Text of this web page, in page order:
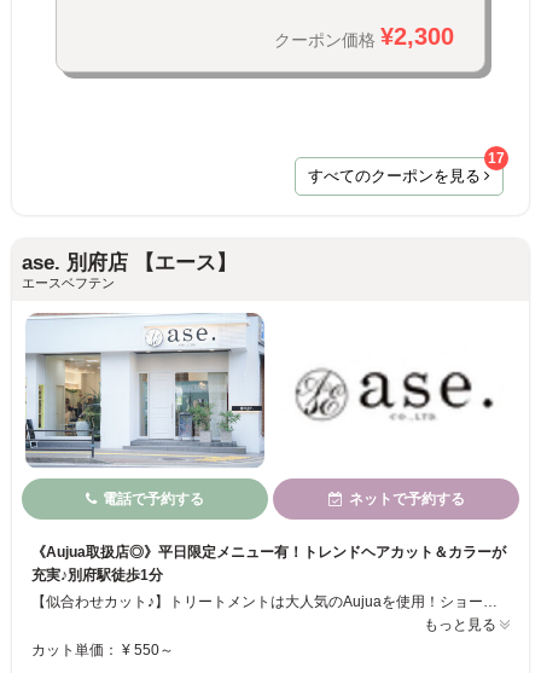
クーポン価格 ¥2,300
すべてのクーポンを見る
17
ase. 別府店 【エース】
エースベフテン
電話で予約する ネットで予約する
《Aujua取扱店◎》平日限定メニュー有！トレンドヘアカット＆カラーが
充実♪別府駅徒歩1分
【似合わせカット♪】トリートメントは大人気のAujuaを使用！ショートを始めとしたスタイリングで理想のヘアスタイルに★アッシュ／ハイライト／グレージュ‥カラーメニューも充実☆彡ダメージレスな施術が艶髪を演出します！ヘアセットや着付けもご相談ください！～19:00まで営業／キッズスペース完備でお子様連れも安心◎別府駅徒歩1分の駅チカサロンで理想のヘアスタイルを叶えましょう♪
もっと見る
カット単価： ¥ 550～